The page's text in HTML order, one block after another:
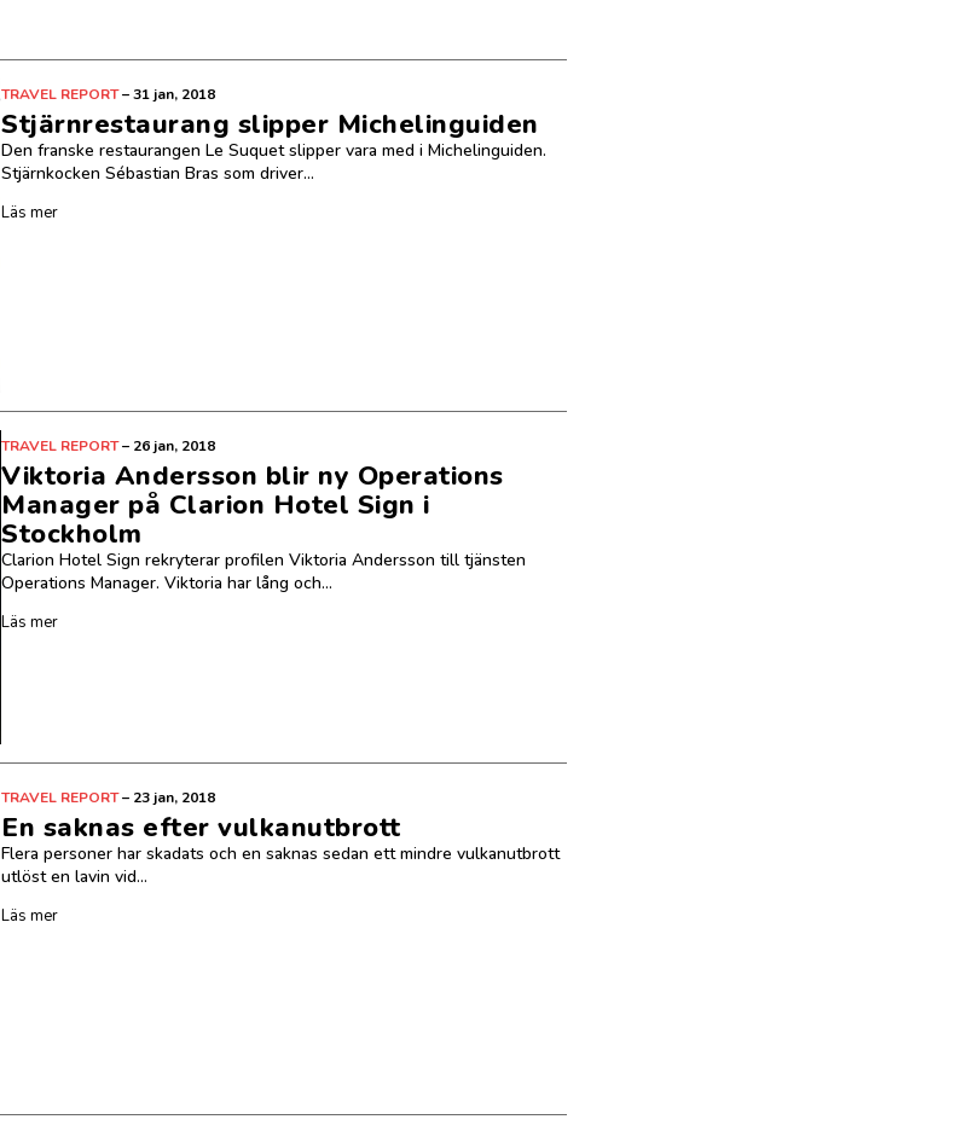
TRAVEL REPORT–31 jan, 2018
Stjärnrestaurang slipper Michelinguiden
Den franske restaurangen Le Suquet slipper vara med i Michelinguiden.
Stjärnkocken Sébastian Bras som driver...
Läs mer
TRAVEL REPORT– 26 jan, 2018
Viktoria Andersson blir ny Operations
Manager på Clarion Hotel Sign i
Stockholm
Clarion Hotel Sign rekryterar profilen Viktoria Andersson till tjänsten
Operations Manager. Viktoria har lång och...
Läs mer
TRAVEL REPORT– 23 jan, 2018
En saknas efter vulkanutbrott
Flera personer har skadats och en saknas sedan ett mindre vulkanutbrott
utlöst en lavin vid...
Läs mer